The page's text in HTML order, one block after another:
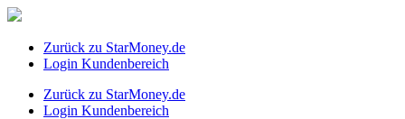
Zurück zu StarMoney.de
Login Kundenbereich
Zurück zu StarMoney.de
Login Kundenbereich